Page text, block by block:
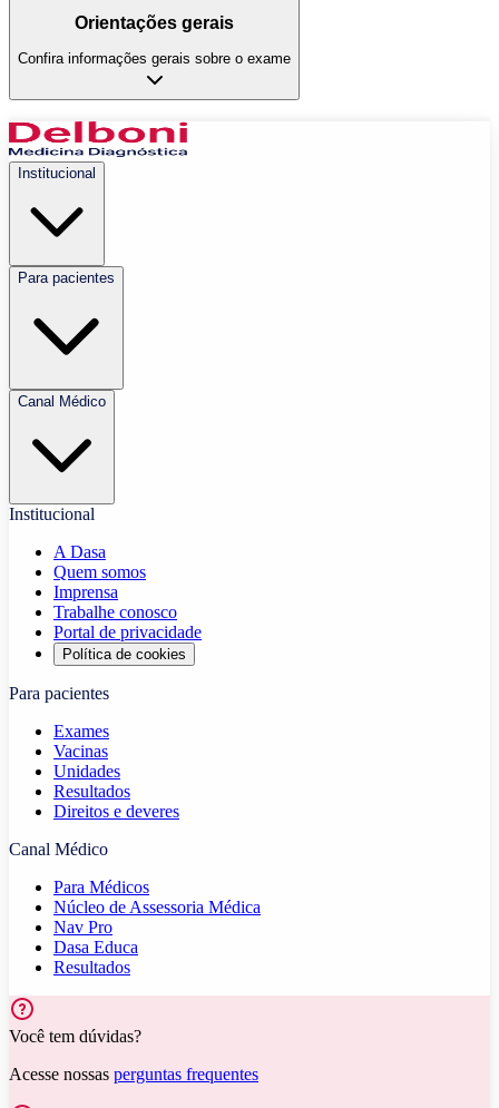
Orientações gerais
Confira informações gerais sobre o exame
Institucional
Para pacientes
Canal Médico
Institucional
A Dasa
Quem somos
Imprensa
Trabalhe conosco
Portal de privacidade
Política de cookies
Para pacientes
Exames
Vacinas
Unidades
Resultados
Direitos e deveres
Canal Médico
Para Médicos
Núcleo de Assessoria Médica
Nav Pro
Dasa Educa
Resultados
Você tem dúvidas?
Acesse nossas perguntas frequentes